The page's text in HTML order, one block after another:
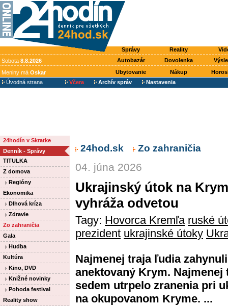
Správy Reality
Sobota 8.8.2026 Autobazár Dovolenka
Meniny má Oskar Ubytovanie Nákup
Úvodná strana
Včera Archív správ Nastavenia
24hodín v Skratke
Denník - Správy
TITULKA
Z domova
Regióny
Ekonomika
Dlhová kríza
Zdravie
Zo zahraničia
Gala
Hudba
Kultúra
Kino, DVD
Knižné novinky
Pohoda festival
Reality show
24hod.sk Zo zahraničia
04. júna 2026
Ukrajinský útok na
vyhráža odvetou
Tagy: Hovorca Kremľa ruské
prezident ukrajinské útoky
Najmenej traja ľudia
anektovaný Krym.
sedem utrpelo zranenia pri
na okupovanom Kryme. ...